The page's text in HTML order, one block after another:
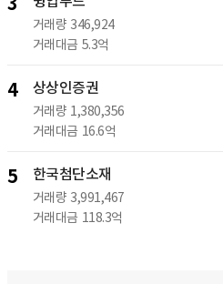
거래량 346,924
거래대금 5.3억
4 상상인증권
거래량 1,380,356
거래대금 16.6억
5 한국첨단소재
거래량 3,991,467
거래대금 118.3억